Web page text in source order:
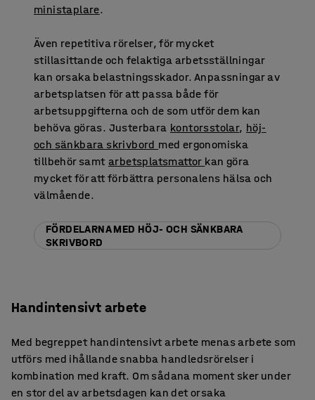
ministaplare.
Även repetitiva rörelser, för mycket
stillasittande och felaktiga arbetsställningar
kan orsaka belastningsskador. Anpassningar av
arbetsplatsen för att passa både för
arbetsuppgifterna och de som utför dem kan
behöva göras. Justerbara kontorsstolar, höj-
och sänkbara skrivbord med ergonomiska
tillbehör samtarbetsplatsmattor kan göra
mycket för att förbättra personalens hälsa och
välmående.
FÖRDELARNA MED HÖJ- OCH SÄNKBARA
SKRIVBORD
Handintensivt arbete
Med begreppet handintensivt arbete menas arbete som
utförs med ihållande snabba handledsrörelser i
kombination med kraft. Om sådana moment sker under
en stor del av arbetsdagen kan det orsaka